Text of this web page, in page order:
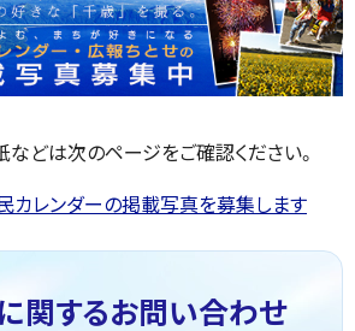
どは次のページをご確認ください。
カレンダーの掲載写真を募集します
関するお問い合わせ